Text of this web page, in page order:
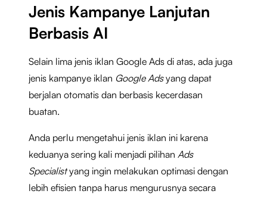
Jenis Kampanye Lanjutan
Berbasis AI
Selain lima jenis iklan Google Ads di atas, ada juga
jenis kampanye iklan Google Adsyang dapat
berjalan otomatis dan berbasis kecerdasan
buatan.
Anda perlu mengetahui jenis iklan ini karena
keduanya sering kali menjadi pilihan Ads
Specialistyang ingin melakukan optimasi dengan
lebih efisien tanpa harus mengurusnya secara